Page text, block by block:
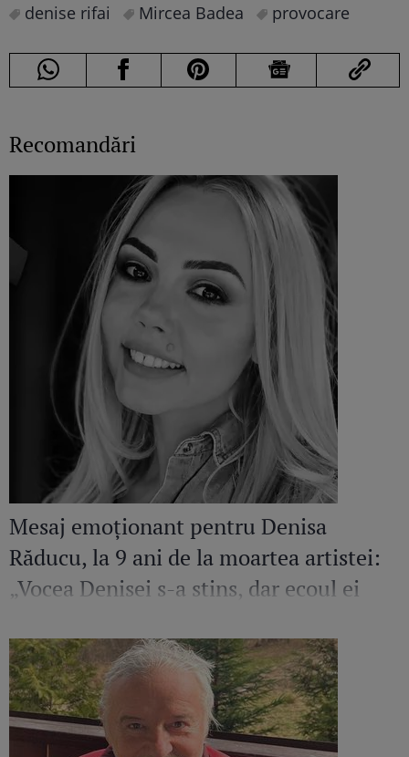
denise rifai Mircea Badea provocare
Recomandări
Mesaj emoționant pentru Denisa
Răducu, la 9 ani de la moartea artistei:
„Vocea Denisei s-a stins, dar ecoul ei